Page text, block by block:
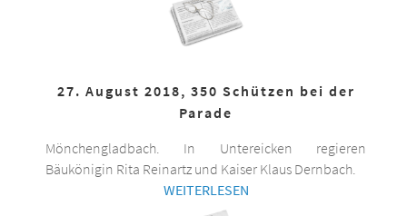
27. August 2018, 350 Schützen bei der
Parade
Mönchengladbach. In Untereicken regieren
Bäukönigin Rita Reinartz und Kaiser Klaus Dernbach.
WEITERLESEN